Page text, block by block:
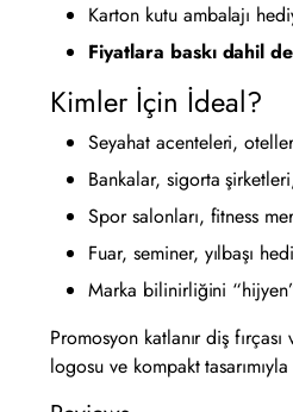
Karton kutu ambalajı
Fiyatlara baskı dahil
Kimler İçin İdeal?
Seyahat acenteleri,
Bankalar, sigorta
Spor salonları, fitness
Fuar, seminer, yılbaşı
Marka bilinirliğini
Promosyon katlanır diş
logosu ve kompakt